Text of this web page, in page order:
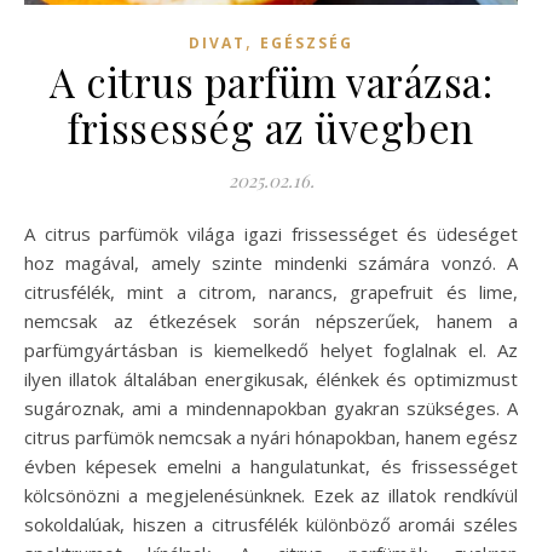
DIVAT , EGÉSZSÉG
A citrus parfüm varázsa:
frissesség az üvegben
2025.02.16.
A citrus parfümök világa igazi frissességet és üdeséget
hoz magával, amely szinte mindenki számára vonzó. A
citrusfélék, mint a citrom, narancs, grapefruit és lime,
nemcsak az étkezések során népszerűek, hanem a
parfümgyártásban is kiemelkedő helyet foglalnak el. Az
ilyen illatok általában energikusak, élénkek és optimizmust
sugároznak, ami a mindennapokban gyakran szükséges. A
citrus parfümök nemcsak a nyári hónapokban, hanem egész
évben képesek emelni a hangulatunkat, és frissességet
kölcsönözni a megjelenésünknek. Ezek az illatok rendkívül
sokoldalúak, hiszen a citrusfélék különböző aromái széles